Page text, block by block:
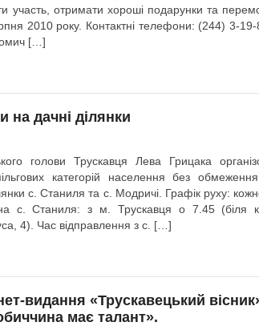
участь, отримати хороші подарунки та
2010 року. Контактні телефони: (244) 3-
[…]
на дачні ділянки
голови Трускавця Лева Грицака
категорій населення без
с. Станиля та с. Модричі. Графік руху:
с. Станиля: з м. Трускавця о 7.45 (біля
4). Час відправлення з с. […]
видання «Трускавецький
має талант».